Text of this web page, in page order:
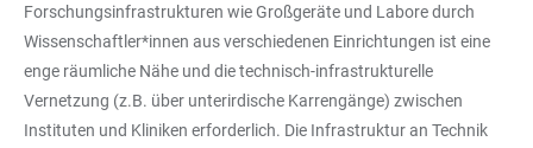
Forschungsinfrastrukturen wie Großgeräte und Labore durch
Wissenschaftler*innen aus verschiedenen Einrichtungen ist eine
enge räumliche Nähe und die technisch-infrastrukturelle
Vernetzung (z.B. über unterirdische Karrengänge) zwischen
Instituten und Kliniken erforderlich. Die Infrastruktur an Technik